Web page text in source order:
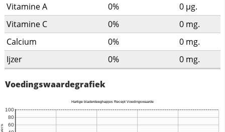
Vitamine A
0% 0 µg.
Vitamine C
0% 0 mg.
Calcium
0% 0 mg.
Ijzer
0% 0 mg.
Voedingswaardegrafiek